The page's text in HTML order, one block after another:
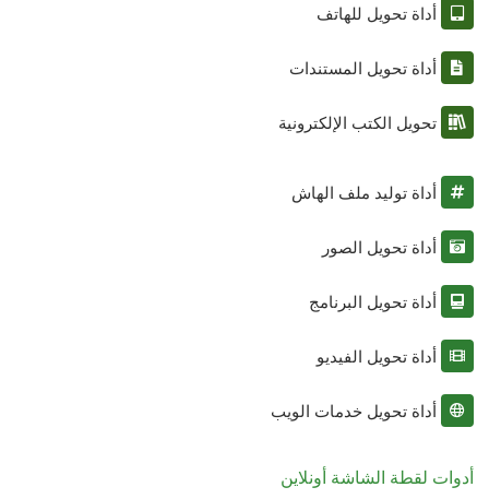
أداة تحويل للهاتف
أداة تحويل المستندات
تحويل الكتب الإلكترونية
أداة توليد ملف الهاش
أداة تحويل الصور
أداة تحويل البرنامج
أداة تحويل الفيديو
أداة تحويل خدمات الويب
أدوات لقطة الشاشة أونلاين